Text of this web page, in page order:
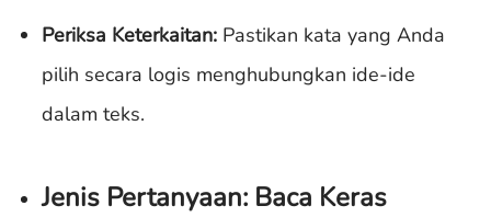
Periksa Keterkaitan: Pastikan kata yang Anda
pilih secara logis menghubungkan ide-ide
dalam teks.
Jenis Pertanyaan: Baca Keras